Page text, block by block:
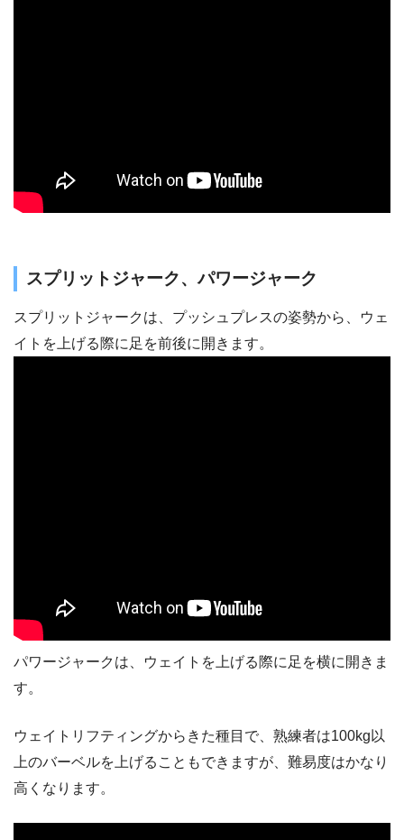
スプリットジャーク、パワージャーク
スプリットジャークは、プッシュプレスの姿勢から、ウェ
イトを上げる際に足を前後に開きます。
パワージャークは、ウェイトを上げる際に足を横に開きま
す。
ウェイトリフティングからきた種目で、熟練者は100kg以
上のバーベルを上げることもできますが、難易度はかなり
高くなります。